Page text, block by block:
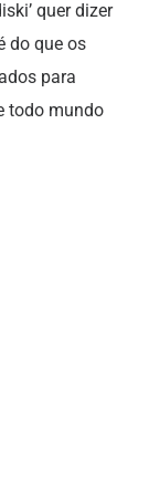
quer dizer
do que os
para
todo mundo